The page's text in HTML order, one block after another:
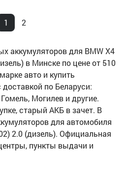
1 2
аккумуляторов для BMW X4
в Минске по цене от 510
авто и купить
по Беларуси:
Могилев и другие.
старый АКБ в зачет. В
для автомобиля
2.0 (дизель). Официальная
пункты выдачи и